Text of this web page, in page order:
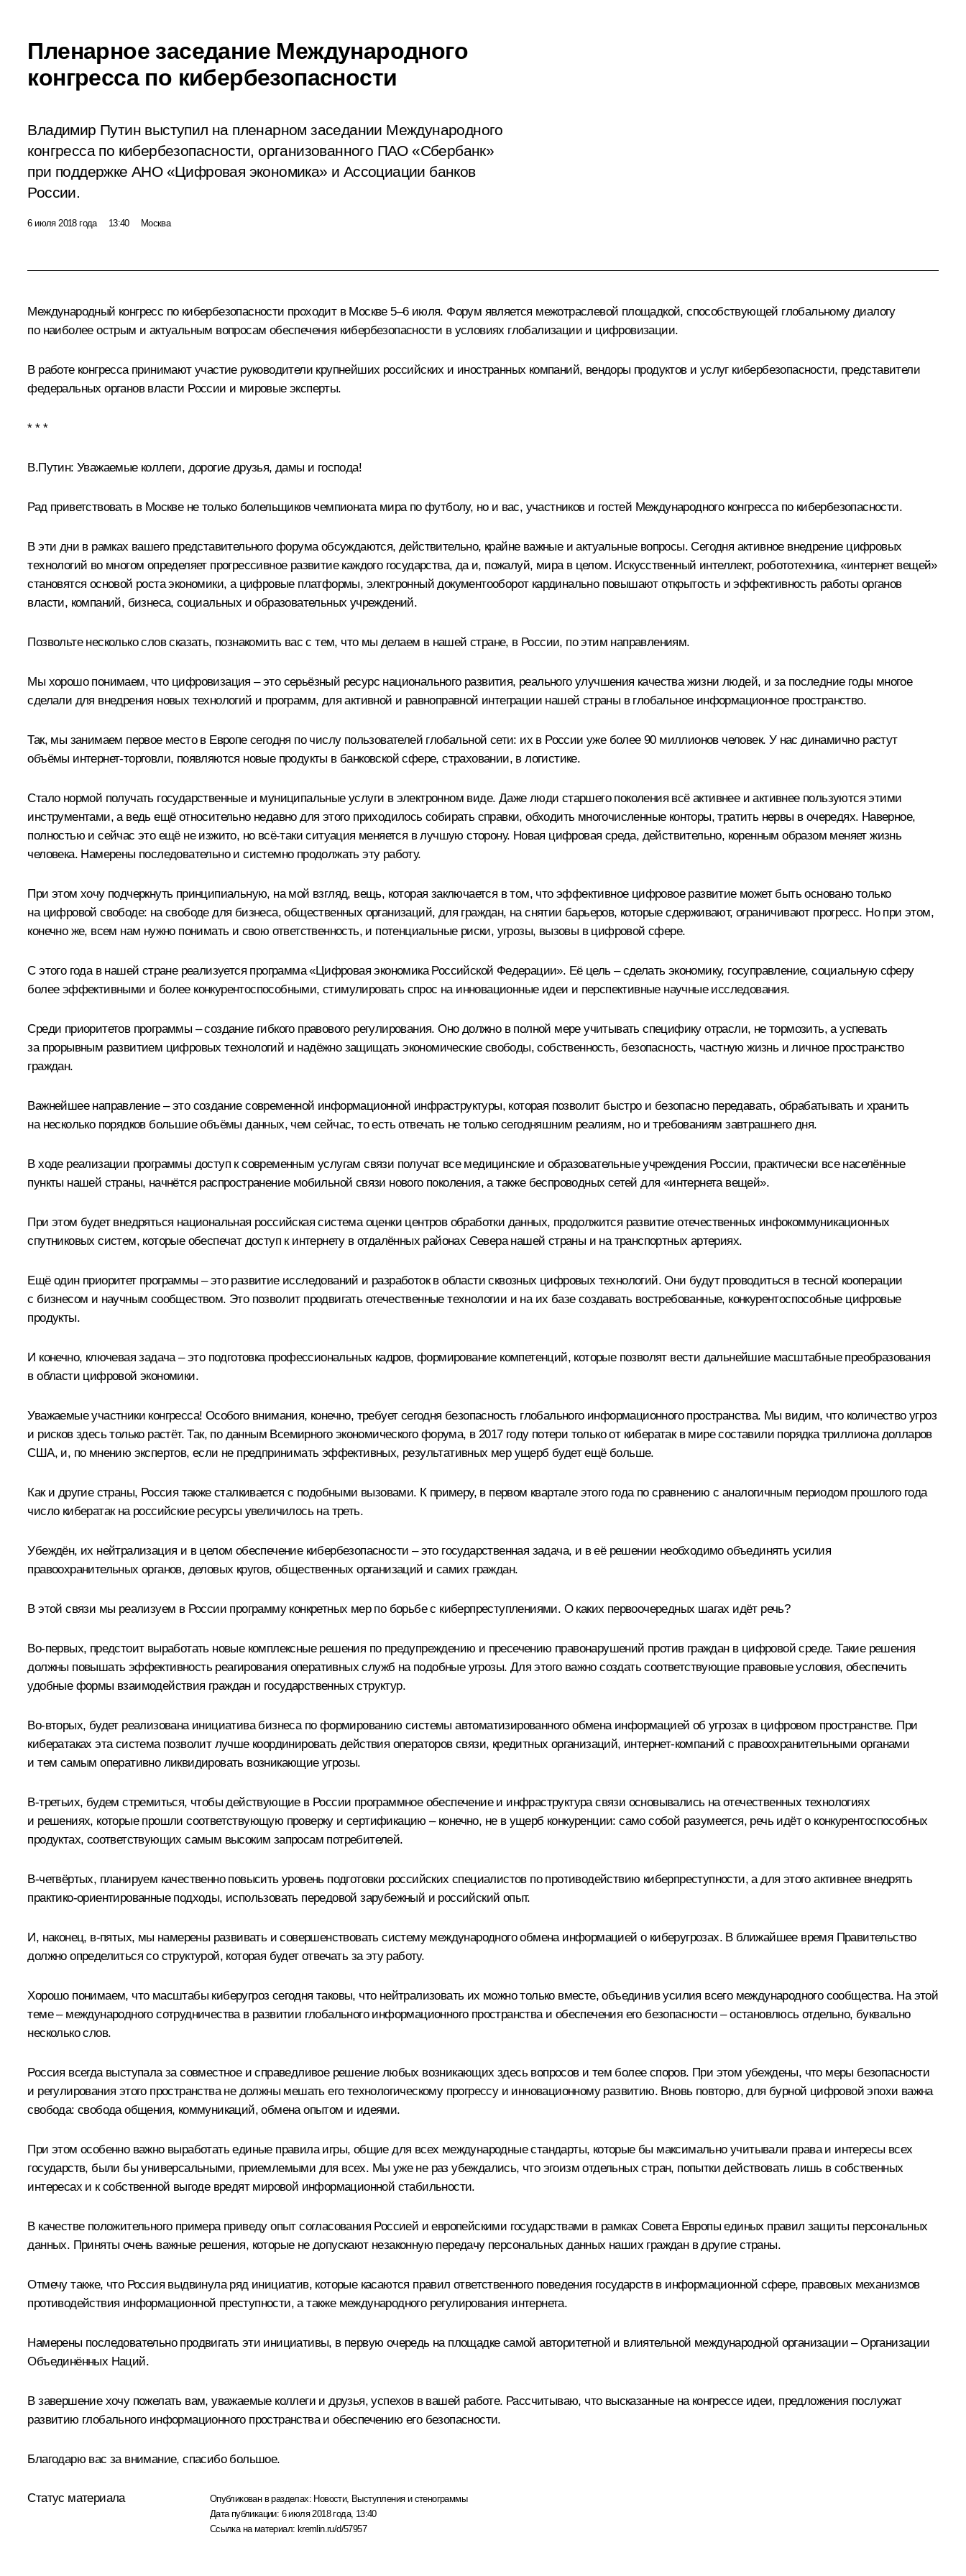
Пленарное заседание Международного
конгресса по кибербезопасности
Владимир Путин выступил на пленарном заседании Международного
конгресса по кибербезопасности, организованного ПАО «Сбербанк»
при поддержке АНО «Цифровая экономика» и Ассоциации банков
России.
6 июля 2018 года 13:40 Москва
Международный конгресс по кибербезопасности проходит в Москве 5–6 июля. Форум является межотраслевой площадкой, способствующей глобальному диалогу
по наиболее острым и актуальным вопросам обеспечения кибербезопасности в условиях глобализации и цифровизации.
В работе конгресса принимают участие руководители крупнейших российских и иностранных компаний, вендоры продуктов и услуг кибербезопасности, представители
федеральных органов власти России и мировые эксперты.
* * *
В.Путин: Уважаемые коллеги, дорогие друзья, дамы и господа!
Рад приветствовать в Москве не только болельщиков чемпионата мира по футболу, но и вас, участников и гостей Международного конгресса по кибербезопасности.
В эти дни в рамках вашего представительного форума обсуждаются, действительно, крайне важные и актуальные вопросы. Сегодня активное внедрение цифровых
технологий во многом определяет прогрессивное развитие каждого государства, да и, пожалуй, мира в целом. Искусственный интеллект, робототехника, «интернет вещей»
становятся основой роста экономики, а цифровые платформы, электронный документооборот кардинально повышают открытость и эффективность работы органов
власти, компаний, бизнеса, социальных и образовательных учреждений.
Позвольте несколько слов сказать, познакомить вас с тем, что мы делаем в нашей стране, в России, по этим направлениям.
Мы хорошо понимаем, что цифровизация – это серьёзный ресурс национального развития, реального улучшения качества жизни людей, и за последние годы многое
сделали для внедрения новых технологий и программ, для активной и равноправной интеграции нашей страны в глобальное информационное пространство.
Так, мы занимаем первое место в Европе сегодня по числу пользователей глобальной сети: их в России уже более 90 миллионов человек. У нас динамично растут
объёмы интернет-торговли, появляются новые продукты в банковской сфере, страховании, в логистике.
Стало нормой получать государственные и муниципальные услуги в электронном виде. Даже люди старшего поколения всё активнее и активнее пользуются этими
инструментами, а ведь ещё относительно недавно для этого приходилось собирать справки, обходить многочисленные конторы, тратить нервы в очередях. Наверное,
полностью и сейчас это ещё не изжито, но всё-таки ситуация меняется в лучшую сторону. Новая цифровая среда, действительно, коренным образом меняет жизнь
человека. Намерены последовательно и системно продолжать эту работу.
При этом хочу подчеркнуть принципиальную, на мой взгляд, вещь, которая заключается в том, что эффективное цифровое развитие может быть основано только
на цифровой свободе: на свободе для бизнеса, общественных организаций, для граждан, на снятии барьеров, которые сдерживают, ограничивают прогресс. Но при этом,
конечно же, всем нам нужно понимать и свою ответственность, и потенциальные риски, угрозы, вызовы в цифровой сфере.
С этого года в нашей стране реализуется программа «Цифровая экономика Российской Федерации». Её цель – сделать экономику, госуправление, социальную сферу
более эффективными и более конкурентоспособными, стимулировать спрос на инновационные идеи и перспективные научные исследования.
Среди приоритетов программы – создание гибкого правового регулирования. Оно должно в полной мере учитывать специфику отрасли, не тормозить, а успевать
за прорывным развитием цифровых технологий и надёжно защищать экономические свободы, собственность, безопасность, частную жизнь и личное пространство
граждан.
Важнейшее направление – это создание современной информационной инфраструктуры, которая позволит быстро и безопасно передавать, обрабатывать и хранить
на несколько порядков большие объёмы данных, чем сейчас, то есть отвечать не только сегодняшним реалиям, но и требованиям завтрашнего дня.
В ходе реализации программы доступ к современным услугам связи получат все медицинские и образовательные учреждения России, практически все населённые
пункты нашей страны, начнётся распространение мобильной связи нового поколения, а также беспроводных сетей для «интернета вещей».
При этом будет внедряться национальная российская система оценки центров обработки данных, продолжится развитие отечественных инфокоммуникационных
спутниковых систем, которые обеспечат доступ к интернету в отдалённых районах Севера нашей страны и на транспортных артериях.
Ещё один приоритет программы – это развитие исследований и разработок в области сквозных цифровых технологий. Они будут проводиться в тесной кооперации
с бизнесом и научным сообществом. Это позволит продвигать отечественные технологии и на их базе создавать востребованные, конкурентоспособные цифровые
продукты.
И конечно, ключевая задача – это подготовка профессиональных кадров, формирование компетенций, которые позволят вести дальнейшие масштабные преобразования
в области цифровой экономики.
Уважаемые участники конгресса! Особого внимания, конечно, требует сегодня безопасность глобального информационного пространства. Мы видим, что количество угроз
и рисков здесь только растёт. Так, по данным Всемирного экономического форума, в 2017 году потери только от кибератак в мире составили порядка триллиона долларов
США, и, по мнению экспертов, если не предпринимать эффективных, результативных мер ущерб будет ещё больше.
Как и другие страны, Россия также сталкивается с подобными вызовами. К примеру, в первом квартале этого года по сравнению с аналогичным периодом прошлого года
число кибератак на российские ресурсы увеличилось на треть.
Убеждён, их нейтрализация и в целом обеспечение кибербезопасности – это государственная задача, и в её решении необходимо объединять усилия
правоохранительных органов, деловых кругов, общественных организаций и самих граждан.
В этой связи мы реализуем в России программу конкретных мер по борьбе с киберпреступлениями. О каких первоочередных шагах идёт речь?
Во-первых, предстоит выработать новые комплексные решения по предупреждению и пресечению правонарушений против граждан в цифровой среде. Такие решения
должны повышать эффективность реагирования оперативных служб на подобные угрозы. Для этого важно создать соответствующие правовые условия, обеспечить
удобные формы взаимодействия граждан и государственных структур.
Во-вторых, будет реализована инициатива бизнеса по формированию системы автоматизированного обмена информацией об угрозах в цифровом пространстве. При
кибератаках эта система позволит лучше координировать действия операторов связи, кредитных организаций, интернет-компаний с правоохранительными органами
и тем самым оперативно ликвидировать возникающие угрозы.
В-третьих, будем стремиться, чтобы действующие в России программное обеспечение и инфраструктура связи основывались на отечественных технологиях
и решениях, которые прошли соответствующую проверку и сертификацию – конечно, не в ущерб конкуренции: само собой разумеется, речь идёт о конкурентоспособных
продуктах, соответствующих самым высоким запросам потребителей.
В-четвёртых, планируем качественно повысить уровень подготовки российских специалистов по противодействию киберпреступности, а для этого активнее внедрять
практико-ориентированные подходы, использовать передовой зарубежный и российский опыт.
И, наконец, в-пятых, мы намерены развивать и совершенствовать систему международного обмена информацией о киберугрозах. В ближайшее время Правительство
должно определиться со структурой, которая будет отвечать за эту работу.
Хорошо понимаем, что масштабы киберугроз сегодня таковы, что нейтрализовать их можно только вместе, объединив усилия всего международного сообщества. На этой
теме – международного сотрудничества в развитии глобального информационного пространства и обеспечения его безопасности – остановлюсь отдельно, буквально
несколько слов.
Россия всегда выступала за совместное и справедливое решение любых возникающих здесь вопросов и тем более споров. При этом убеждены, что меры безопасности
и регулирования этого пространства не должны мешать его технологическому прогрессу и инновационному развитию. Вновь повторю, для бурной цифровой эпохи важна
свобода: свобода общения, коммуникаций, обмена опытом и идеями.
При этом особенно важно выработать единые правила игры, общие для всех международные стандарты, которые бы максимально учитывали права и интересы всех
государств, были бы универсальными, приемлемыми для всех. Мы уже не раз убеждались, что эгоизм отдельных стран, попытки действовать лишь в собственных
интересах и к собственной выгоде вредят мировой информационной стабильности.
В качестве положительного примера приведу опыт согласования Россией и европейскими государствами в рамках Совета Европы единых правил защиты персональных
данных. Приняты очень важные решения, которые не допускают незаконную передачу персональных данных наших граждан в другие страны.
Отмечу также, что Россия выдвинула ряд инициатив, которые касаются правил ответственного поведения государств в информационной сфере, правовых механизмов
противодействия информационной преступности, а также международного регулирования интернета.
Намерены последовательно продвигать эти инициативы, в первую очередь на площадке самой авторитетной и влиятельной международной организации – Организации
Объединённых Наций.
В завершение хочу пожелать вам, уважаемые коллеги и друзья, успехов в вашей работе. Рассчитываю, что высказанные на конгрессе идеи, предложения послужат
развитию глобального информационного пространства и обеспечению его безопасности.
Благодарю вас за внимание, спасибо большое.
Статус материала Опубликован в разделах: Новости, Выступления и стенограммы
Дата публикации: 6 июля 2018 года, 13:40
Ссылка на материал: kremlin.ru/d/57957